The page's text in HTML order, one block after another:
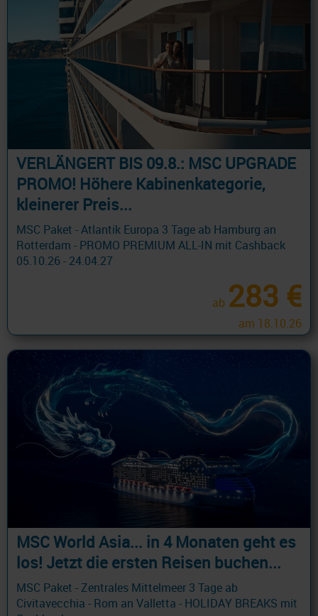
VERLÄNGERT BIS 09.8.: MSC UPGRADE
PROMO! Höhere Kabinenkategorie,
kleinerer Preis...
MSC Paket - Atlantik Europa 3 Tage ab Hamburg an
Rotterdam - PROMO PREMIUM ALL-IN mit Cashback
05.10.26 - 24.04.27
ab 283 €
am 18.10.26
MSC World Asia... in 4 Monaten geht es
los! Jetzt die ersten Reisen buchen...
MSC Paket - Zentrales Mittelmeer 3 Tage ab
Civitavecchia - Rom an Valletta - HOLIDAY BREAKS mit